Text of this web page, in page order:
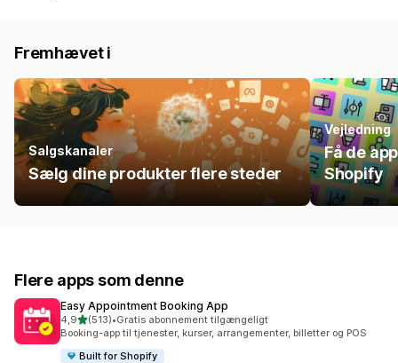
Fremhævet i
Salgskanaler
Sælg dine produkter flere steder
Vejledning
Få de
Shopify
Flere apps som denne
Easy Appointment Booking App
4,9ud af 5 stjerner
(513)
513 anmeldelser i alt
•Gratis abonnement tilgængeligt
Booking-app til tjenester, kurser, arrangementer, billetter og POS
Built for Shopify